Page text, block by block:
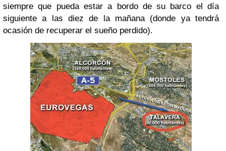
siempre que pueda estar a bordo de su barco el día
siguiente a las diez de la mañana (donde ya tendrá
ocasión de recuperar el sueño perdido).